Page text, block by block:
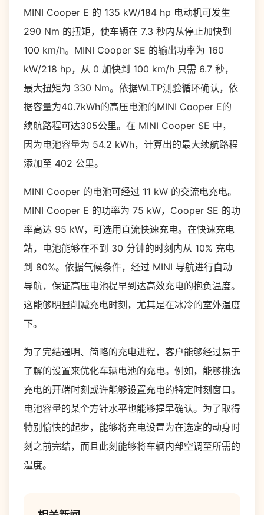
MINI Cooper E 的 135 kW/184 hp 电动机可发生
290 Nm 的扭矩，使车辆在 7.3 秒内从停止加快到
100 km/h。MINI Cooper SE 的输出功率为 160
kW/218 hp，从 0 加快到 100 km/h 只需 6.7 秒，
最大扭矩为 330 Nm。依据WLTP测验循环确认，依
据容量为40.7kWh的高压电池的MINI Cooper E的
续航路程可达305公里。在 MINI Cooper SE 中，
因为电池容量为 54.2 kWh，计算出的最大续航路程
添加至 402 公里。
MINI Cooper 的电池可经过 11 kW 的交流电充电。
MINI Cooper E 的功率为 75 kW，Cooper SE 的功
率高达 95 kW，可选用直流快速充电。在快速充电
站，电池能够在不到 30 分钟的时刻内从 10% 充电
到 80%。依据气候条件，经过 MINI 导航进行自动
导航，保证高压电池提早到达高效充电的抱负温度。
这能够明显削减充电时刻，尤其是在冰冷的室外温度
下。
为了完结通明、简略的充电进程，客户能够经过易于
了解的设置来优化车辆电池的充电。例如，能够挑选
充电的开端时刻或许能够设置充电的特定时刻窗口。
电池容量的某个方针水平也能够提早确认。为了取得
特别愉快的起步，能够将充电设置为在选定的动身时
刻之前完结，而且此刻能够将车辆内部空调至所需的
温度。